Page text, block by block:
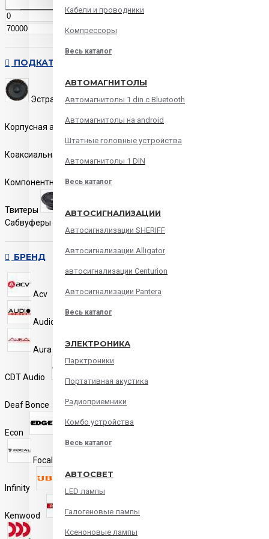
Кабели и проводники
Компрессоры
Весь каталог
АВТОМАГНИТОЛЫ
Автомагнитолы 1 din с Bluetooth
Автомагнитолы на android
Штатные головные устройства
Автомагнитолы 1 DIN
Весь каталог
АВТОСИГНАЛИЗАЦИИ
Автосигнализации SHERIFF
Автосигнализации Alligator
автосигнализации Centurion
Автосигнализации Pantera
Весь каталог
ЭЛЕКТРОНИКА
Парктроники
Портативная акустика
Радиоприемники
Комбо устройства
Весь каталог
АВТОСВЕТ
LED лампы
Галогеновые лампы
Ксеноновые лампы
р.
р.
ПОДКАТЕГОРИИ
Эстрадная акустика
Корпусная акустика
Коаксиальная акустика
Компонентная акустика
Твитеры
Мидбасы
Сабвуферы
БРЕНД
Acv Alpine Aria
Audio System
Aura Blaupunkt
CDT Audio
Deaf Bonce DL Audio
Econ
Focal
Infinity JBL
Kenwood Kicx Magnum